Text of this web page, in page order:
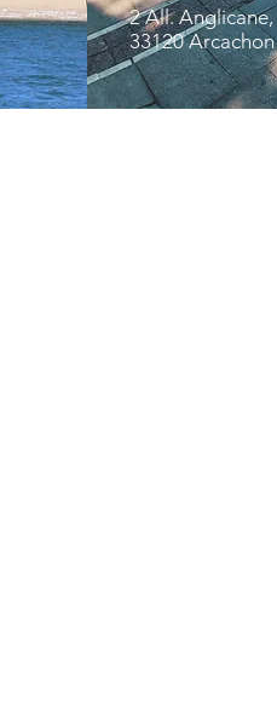
2 All. Anglicane,
33120 Arcachon